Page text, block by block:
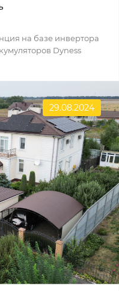
на базе инвертора
Dyness
29.08.2024